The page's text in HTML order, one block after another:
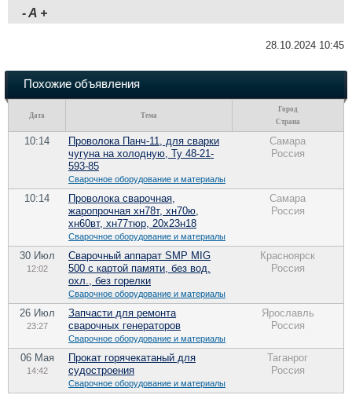
-A +
28.10.2024 10:45
Похожие объявления
Дата Тема
Город
Страна
10:14
Проволока Панч-11, для сварки
чугуна на холодную, Ту 48-21-
593-85
Сварочное оборудование и материалы
Самара
Россия
10:14
Проволока сварочная,
жаропрочная хн78т, хн70ю,
хн60вт, хн77тюр, 20х23н18
Сварочное оборудование и материалы
Самара
Россия
30 Июл
12:02
Сварочный аппарат SMP MIG
500 с картой памяти, без вод.
охл., без горелки
Сварочное оборудование и материалы
Красноярск
Россия
26 Июл
23:27
Запчасти для ремонта
сварочных генераторов
Сварочное оборудование и материалы
Ярославль
Россия
06 Мая
14:42
Прокат горячекатаный для
судостроения
Сварочное оборудование и материалы
Таганрог
Россия